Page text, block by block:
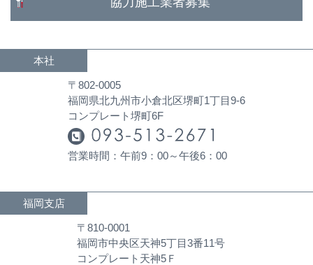
本社
〒802-0005
福岡県北九州市小倉北区堺町1丁目9-6
コンプレート堺町6F
営業時間：午前9：00～午後6：00
福岡支店
〒810-0001
福岡市中央区天神5丁目3番11号
コンプレート天神5Ｆ